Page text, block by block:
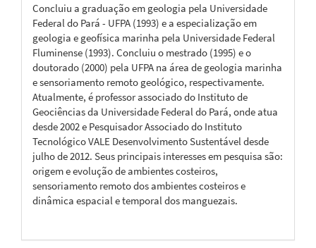
Concluiu a graduação em geologia pela Universidade
Federal do Pará - UFPA (1993) e a especialização em
geologia e geofísica marinha pela Universidade Federal
Fluminense (1993). Concluiu o mestrado (1995) e o
doutorado (2000) pela UFPA na área de geologia marinha
e sensoriamento remoto geológico, respectivamente.
Atualmente, é professor associado do Instituto de
Geociências da Universidade Federal do Pará, onde atua
desde 2002 e Pesquisador Associado do Instituto
Tecnológico VALE Desenvolvimento Sustentável desde
julho de 2012. Seus principais interesses em pesquisa são:
origem e evolução de ambientes costeiros,
sensoriamento remoto dos ambientes costeiros e
dinâmica espacial e temporal dos manguezais.